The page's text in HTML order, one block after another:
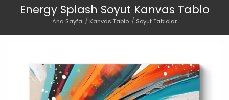
Energy Splash Soyut Kanvas Tablo
Ana Sayfa Kanvas Tablo Soyut Tablolar